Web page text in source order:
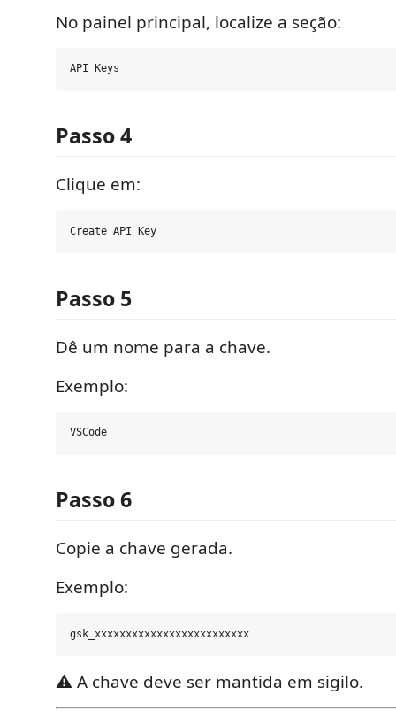
No painel principal, localize a seção:
Passo 4
Clique em:
Passo 5
Dê um nome para a chave.
Exemplo:
Passo 6
Copie a chave gerada.
Exemplo:
⚠️ A chave deve ser mantida em sigilo.